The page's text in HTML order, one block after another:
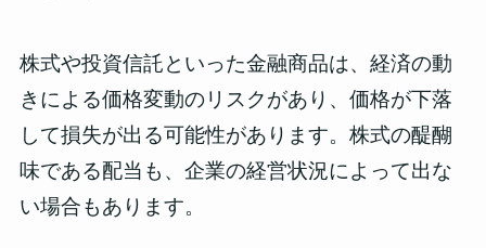
株式や投資信託といった金融商品は、経済の動
きによる価格変動のリスクがあり、価格が下落
して損失が出る可能性があります。株式の醍醐
味である配当も、企業の経営状況によって出な
い場合もあります。